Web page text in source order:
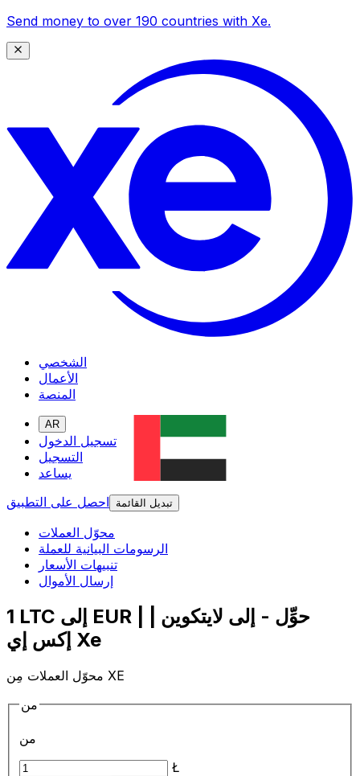
Send money to over 190 countries with Xe.
الشخصي
الأعمال
المنصة
AR
تسجيل الدخول
التسجيل
يساعد
احصل على التطبيق
تبديل القائمة
محوّل العملات
الرسومات البيانية للعملة
تنبيهات الأسعار
إرسال الأموال
1 LTC إلى EUR | حوِّل - إلى لايتكوين |
إكس إي Xe
محوّل العملات مِن XE
من
من
Ł